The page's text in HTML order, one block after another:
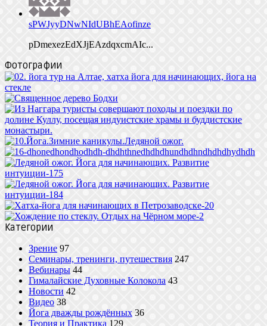
sPWJyyDNwNIdUBhEAofinze
pDmexezEdXJjEAzdqxcmAIc...
Фотографии
Категории
Зрение 97
Семинары, тренинги, путешествия 247
Вебинары 44
Гималайские Духовные Колокола 43
Новости 42
Видео 38
Йога дважды рождённых 36
Теория и Практика 129